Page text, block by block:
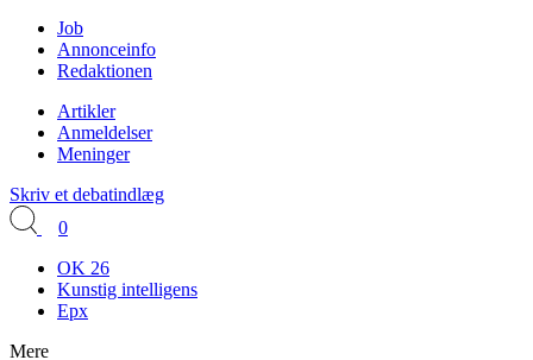
Job
Annonceinfo
Redaktionen
Artikler
Anmeldelser
Meninger
Skriv et debatindlæg
0
OK 26
Kunstig intelligens
Epx
Mere